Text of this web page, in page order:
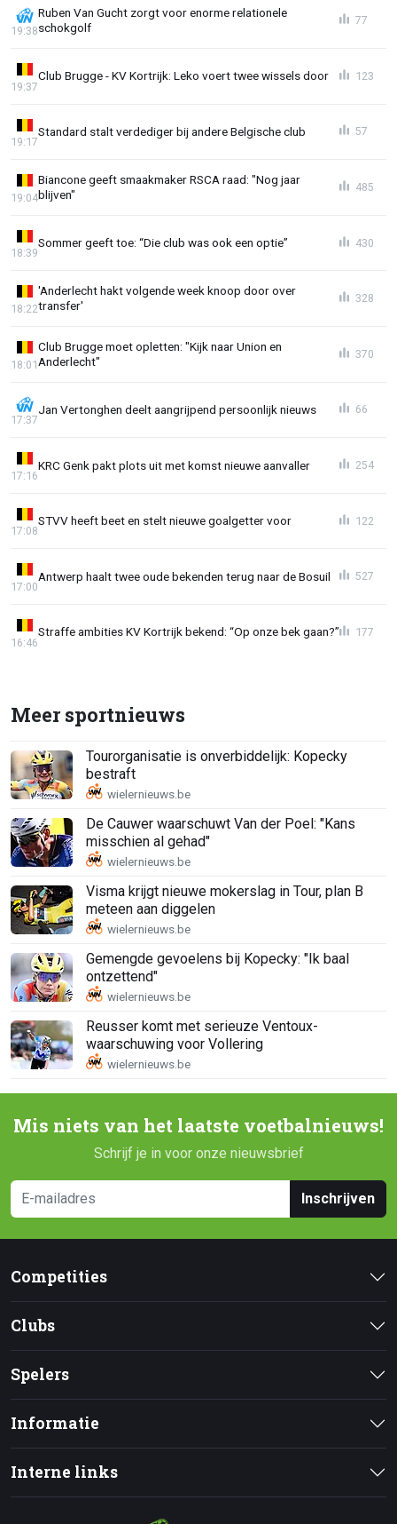
Ruben Van Gucht zorgt voor enorme relationele
schokgolf
19:38
77
Club Brugge - KV Kortrijk: Leko voert twee wissels door
19:37
123
Standard stalt verdediger bij andere Belgische club
19:17
57
Biancone geeft smaakmaker RSCA raad: "Nog jaar
blijven"
19:04
485
Sommer geeft toe: “Die club was ook een optie”
18:39
430
'Anderlecht hakt volgende week knoop door over
transfer'
18:22
328
Club Brugge moet opletten: "Kijk naar Union en
Anderlecht"
18:01
370
Jan Vertonghen deelt aangrijpend persoonlijk nieuws
17:37
66
KRC Genk pakt plots uit met komst nieuwe aanvaller
17:16
254
STVV heeft beet en stelt nieuwe goalgetter voor
17:08
122
Antwerp haalt twee oude bekenden terug naar de Bosuil
17:00
527
Straffe ambities KV Kortrijk bekend: “Op onze bek gaan?”
16:46
177
Meer sportnieuws
Tourorganisatie is onverbiddelijk: Kopecky
bestraft
De Cauwer waarschuwt Van der Poel: "Kans
misschien al gehad"
Visma krijgt nieuwe mokerslag in Tour, plan B
meteen aan diggelen
Gemengde gevoelens bij Kopecky: "Ik baal
ontzettend"
Reusser komt met serieuze Ventoux-
waarschuwing voor Vollering
Mis niets van het laatste voetbalnieuws!
Schrijf je in voor onze nieuwsbrief
Inschrijven
Competities
Clubs
Spelers
Informatie
Interne links